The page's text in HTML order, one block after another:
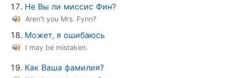
Не Вы ли миссис Фин?
Aren't you Mrs. Fynn?
Может, я ошибаюсь
I may be mistaken.
Как Ваша фамилия?